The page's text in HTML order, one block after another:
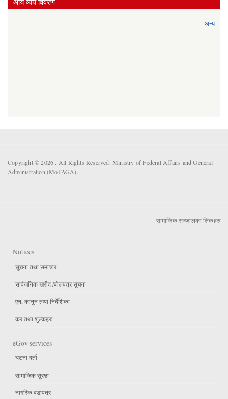
अन्य
Copyright © 2026 . All Rights Reserved. Ministry of Federal Affairs and General
Administration (MoFAGA).
सामाजिक सञ्जालका लिंकहरु
Notices
सूचना तथा समाचार
सार्वजनिक खरीद /बोलपत्र सूचना
एन, कानुन तथा निर्देशिका
कर तथा शुल्कहरु
eGov services
घटना दर्ता
सामाजिक सुरक्षा
नागरिक वडापत्र